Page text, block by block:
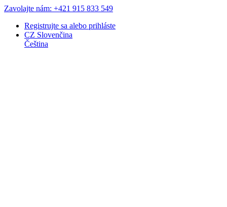
Zavolajte nám: +421 915 833 549
Registrujte sa alebo prihláste
CZ Slovenčina
Čeština